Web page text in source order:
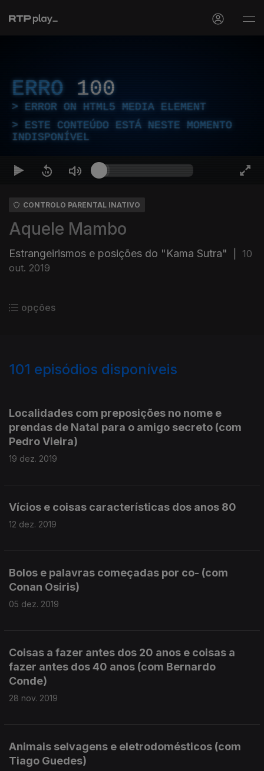
ERRO 100
ERROR ON HTML5 MEDIA ELEMENT
ESTE CONTEÚDO ESTÁ NESTE MOMENTO
INDISPONÍVEL
CONTROLO PARENTAL INATIVO
Aquele Mambo
Estrangeirismos e posições do "Kama Sutra"
10
out. 2019
opções
101 episódios disponíveis
Localidades com preposições no nome e
prendas de Natal para o amigo secreto (com
Pedro Vieira)
19 dez. 2019
Vícios e coisas características dos anos 80
12 dez. 2019
Bolos e palavras começadas por co- (com
Conan Osiris)
05 dez. 2019
Coisas a fazer antes dos 20 anos e coisas a
fazer antes dos 40 anos (com Bernardo
Conde)
28 nov. 2019
Animais selvagens e eletrodomésticos (com
Tiago Guedes)